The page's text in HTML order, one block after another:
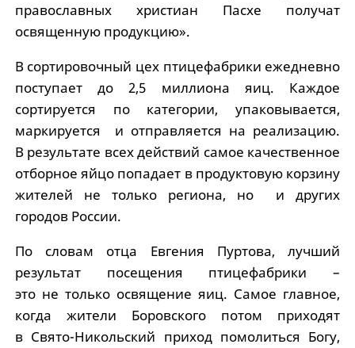
православных христиан Пасхе получат
освященную продукцию».
В сортировочный цех птицефабрики ежедневно
поступает до 2,5 миллиона яиц. Каждое
сортируется по категории, упаковывается,
маркируется и отправляется на реализацию.
В результате всех действий самое качественное
отборное яйцо попадает в продуктовую корзину
жителей не только региона, но и других
городов России.
По словам отца Евгения Пуртова, лучший
результат посещения птицефабрики –
это не только освящение яиц. Самое главное,
когда жители Боровского потом приходят
в Свято-Никольский приход помолиться Богу,